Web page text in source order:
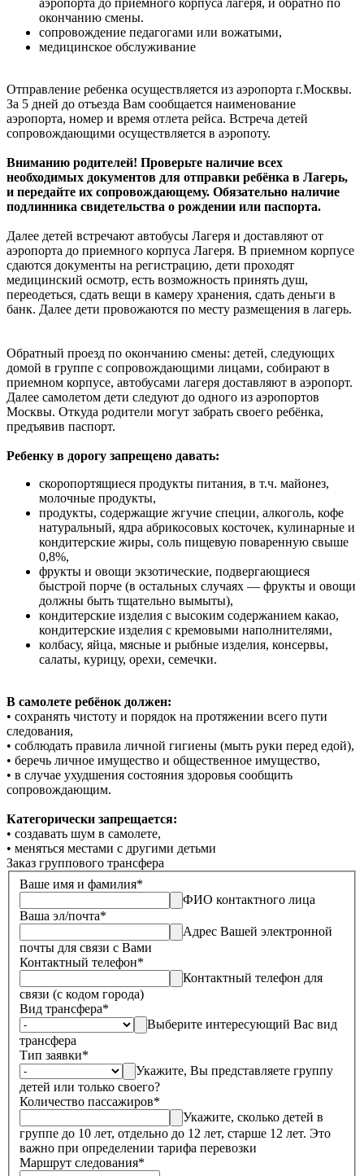
аэропорта до приемного корпуса лагеря, и обратно по
окончанию смены.
сопровождение педагогами или вожатыми,
медицинское обслуживание
Отправление ребенка осуществляется из аэропорта г.Москвы.
За 5 дней до отъезда Вам сообщается наименование
аэропорта, номер и время отлета рейса. Встреча детей
сопровождающими осуществляется в аэропоту.
Вниманию родителей! Проверьте наличие всех
необходимых документов для отправки ребёнка в Лагерь,
и передайте их сопровождающему. Обязательно наличие
подлинника свидетельства о рождении или паспорта.
Далее детей встречают автобусы Лагеря и доставляют от
аэропорта до приемного корпуса Лагеря. В приемном корпусе
сдаются документы на регистрацию, дети проходят
медицинский осмотр, есть возможность принять душ,
переодеться, сдать вещи в камеру хранения, сдать деньги в
банк. Далее дети провожаются по месту размещения в лагерь.
Обратный проезд по окончанию смены: детей, следующих
домой в группе с сопровождающими лицами, собирают в
приемном корпусе, автобусами лагеря доставляют в аэропорт.
Далее самолетом дети следуют до одного из аэропортов
Москвы. Откуда родители могут забрать своего ребёнка,
предъявив паспорт.
Ребенку в дорогу запрещено давать:
скоропортящиеся продукты питания, в т.ч. майонез,
молочные продукты,
продукты, содержащие жгучие специи, алкоголь, кофе
натуральный, ядра абрикосовых косточек, кулинарные и
кондитерские жиры, соль пищевую поваренную свыше
0,8%,
фрукты и овощи экзотические, подвергающиеся
быстрой порче (в остальных случаях — фрукты и овощи
должны быть тщательно вымыты),
кондитерские изделия с высоким содержанием какао,
кондитерские изделия с кремовыми наполнителями,
колбасу, яйца, мясные и рыбные изделия, консервы,
салаты, курицу, орехи, семечки.
В самолете ребёнок должен:
• сохранять чистоту и порядок на протяжении всего пути
следования,
• соблюдать правила личной гигиены (мыть руки перед едой),
• беречь личное имущество и общественное имущество,
• в случае ухудшения состояния здоровья сообщить
сопровождающим.
Категорически запрещается:
• создавать шум в самолете,
• меняться местами с другими детьми
Заказ группового трансфера
Ваше имя и фамилия*
ФИО контактного лица
Ваша эл/почта*
Адрес Вашей электронной
почты для связи с Вами
Контактный телефон*
Контактный телефон для
связи (с кодом города)
Вид трансфера*
Выберите интересующий Вас вид
трансфера
Тип заявки*
Укажите, Вы представляете группу
детей или только своего?
Количество пассажиров*
Укажите, сколько детей в
группе до 10 лет, отдельно до 12 лет, старше 12 лет. Это
важно при определении тарифа перевозки
Маршрут следования*